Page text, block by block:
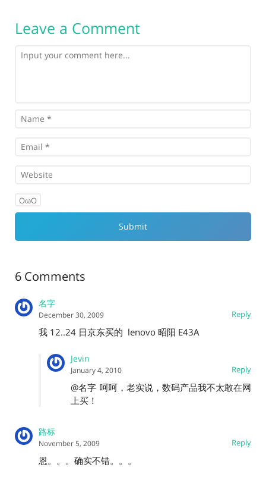
Leave a Comment
OωO
6 Comments
名字
Reply
December 30, 2009
我 12..24 日京东买的 lenovo 昭阳 E43A
Jevin
Reply
January 4, 2010
@名字 呵呵，老实说，数码产品我不太敢在网
上买！
路标
Reply
November 5, 2009
恩。。。确实不错。。。